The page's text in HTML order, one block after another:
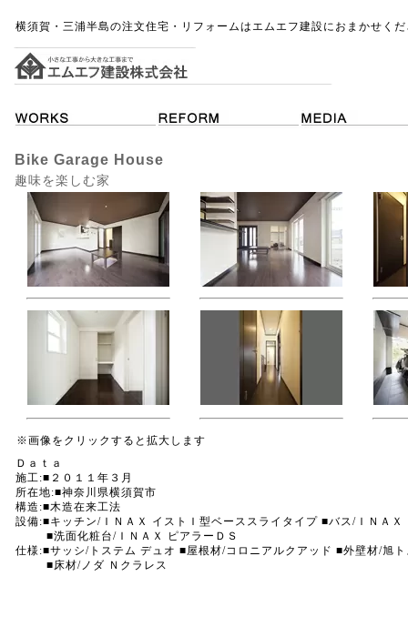
横須賀・三浦半島の注文住宅・リフォームはエムエフ建設におまかせく
Bike Garage House
趣味を楽しむ家
※画像をクリックすると拡大します
Ｄａｔａ
施工:■２０１１年３月
所在地:■神奈川県横須賀市
構造:■木造在来工法
設備:■キッチン/ＩＮＡＸ イストＩ型ベーススライタイプ ■バス/ＩＮＡ
■洗面化粧台/ＩＮＡＸ ピアラーＤＳ
仕様:■サッシ/トステム デュオ ■屋根材/コロニアルクアッド ■外壁材/旭
■床材/ノダ Ｎクラレス